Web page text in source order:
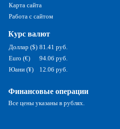
Карта сайта
Работа с сайтом
Курс валют
Доллар ($) 81.41 руб.
Euro (€)
94.06 руб.
Юани (¥)
12.06 руб.
Финансовые операции
Все цены указаны в рублях.